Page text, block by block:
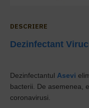
DESCRIERE
Dezinfectant
Dezinfectantul Asevi
bacterii. De asemenea,
coronavirusi.